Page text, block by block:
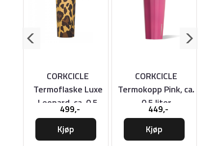
CORKCICLE
Termoflaske Luxe
Leopard, ca. 0,5
liter
499,-
Kjøp
CORKCICLE
Termokopp Pink, ca.
0,5 liter
449,-
Kjøp